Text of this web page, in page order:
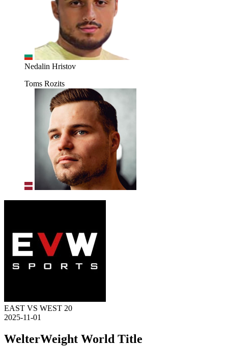
Nedalin Hristov
Toms Rozits
EAST VS WEST 20
2025-11-01
WelterWeight World Title